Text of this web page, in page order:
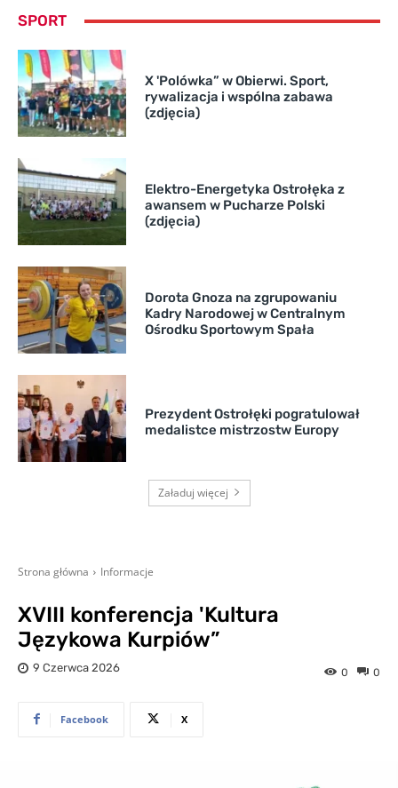
SPORT
X 'Polówka” w Obierwi. Sport,
rywalizacja i wspólna zabawa
(zdjęcia)
Elektro-Energetyka Ostrołęka z
awansem w Pucharze Polski
(zdjęcia)
Dorota Gnoza na zgrupowaniu
Kadry Narodowej w Centralnym
Ośrodku Sportowym Spała
Prezydent Ostrołęki pogratulował
medalistce mistrzostw Europy
Załaduj więcej